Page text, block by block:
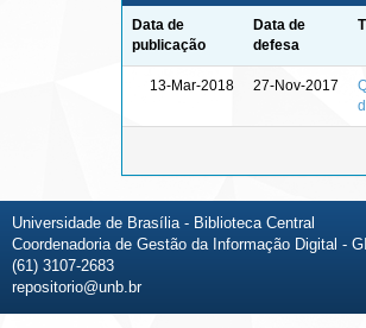
Data de
publicação
Data de
defesa
13-Mar-2018 27-Nov-2017
Universidade de Brasília - Biblioteca Central
Coordenadoria de Gestão da Informação Digital -
(61) 3107-2683
repositorio@unb.br